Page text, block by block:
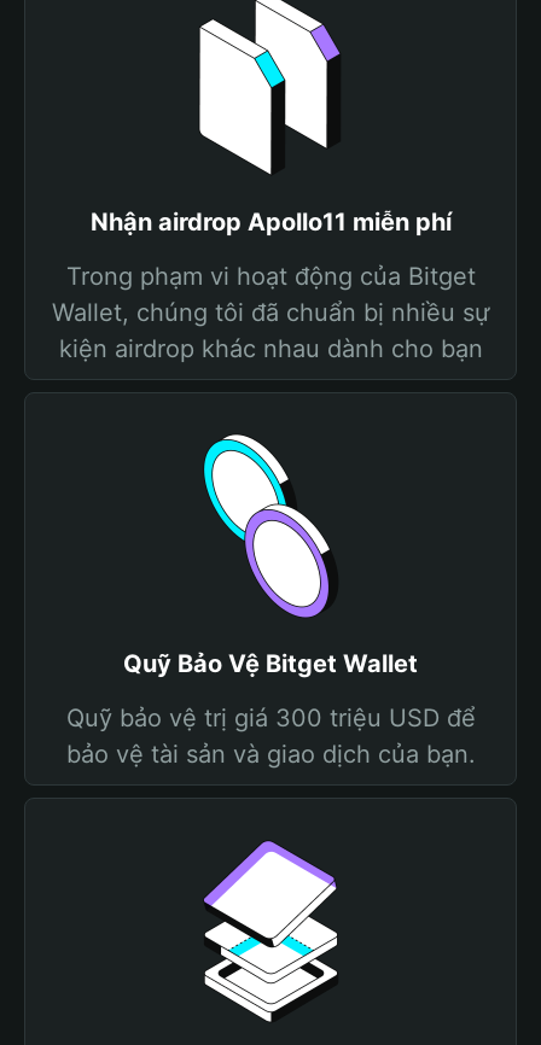
Nhận airdrop Apollo11 miễn phí
Trong phạm vi hoạt động của Bitget
Wallet, chúng tôi đã chuẩn bị nhiều sự
kiện airdrop khác nhau dành cho bạn
Quỹ Bảo Vệ Bitget Wallet
Quỹ bảo vệ trị giá 300 triệu USD để
bảo vệ tài sản và giao dịch của bạn.